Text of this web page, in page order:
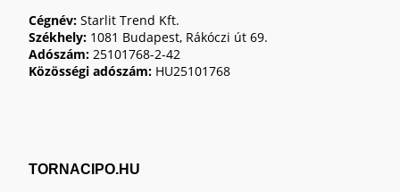
Cégnév: Starlit Trend Kft.
Székhely: 1081 Budapest, Rákóczi út 69.
Adószám: 25101768-2-42
Közösségi adószám: HU25101768
TORNACIPO.HU